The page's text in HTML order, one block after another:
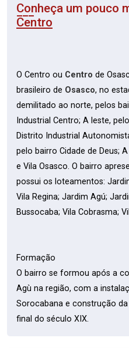
Conheça um pouco
Centro
O Centro ou Centro de
brasileiro de Osasco, no
demilitado ao norte, pelos
Industrial Centro; A leste,
Distrito Industrial
pelo bairro Cidade de Deus;
e Vila Osasco. O bairro
possui os loteamentos:
Vila Regina; Jardim Agú;
Bussocaba; Vila Cobrasma;
Formação
O bairro se formou após a
Agù na região, com a
Sorocabana e construção
final do século XIX.